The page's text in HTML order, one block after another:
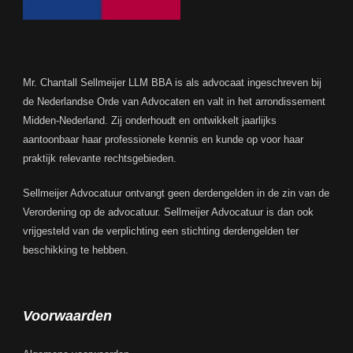
Mr. Chantall Sellmeijer LLM BBA is als advocaat ingeschreven bij
de Nederlandse Orde van Advocaten en valt in het arrondissement
Midden-Nederland. Zij onderhoudt en ontwikkelt jaarlijks
aantoonbaar haar professionele kennis en kunde op voor haar
praktijk relevante rechtsgebieden.
Sellmeijer Advocatuur ontvangt geen derdengelden in de zin van de
Verordening op de advocatuur. Sellmeijer Advocatuur is dan ook
vrijgesteld van de verplichting een stichting derdengelden ter
beschikking te hebben.
Voorwaarden